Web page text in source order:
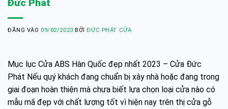
Đức Phát
ĐĂNG VÀO 09/02/2023 BỞIĐỨC PHÁT CỬA
Mục lục Cửa ABS Hàn Quốc đẹp nhất 2023 – Cửa Đức
Phát Nếu quý khách đang chuẩn bị xây nhà hoặc đang trong
giai đoạn hoàn thiện mà chưa biết lựa chọn loại cửa nào có
mẫu mã đẹp với chất lượng tốt vì hiện nay trên thị cửa gỗ